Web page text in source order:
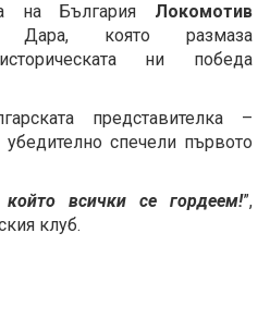
на България Локомотив
която размаза
ни победа
представителка –
спечели първото
всички се гордеем!”,
клуб.